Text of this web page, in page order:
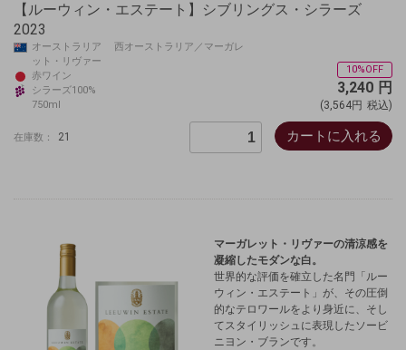
【ルーウィン・エステート】シブリングス・シラーズ
2023
オーストラリア 西オーストラリア／マーガレ
ット・リヴァー
赤ワイン
シラーズ100%
750ml
10%OFF
3,240 円
(3,564円 税込)
在庫数： 21 カートに入れる
マーガレット・リヴァーの清涼感を
凝縮したモダンな白。
世界的な評価を確立した名門「ルー
ウィン・エステート」が、その圧倒
的なテロワールをより身近に、そし
てスタイリッシュに表現したソービ
ニヨン・ブランです。